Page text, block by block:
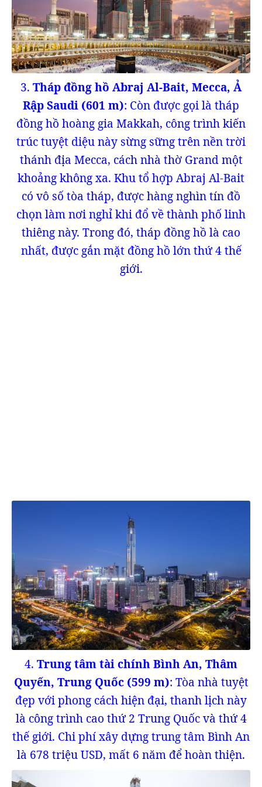
3. Tháp đồng hồ Abraj Al-Bait, Mecca, Ả
Rập Saudi (601 m): Còn được gọi là tháp
đồng hồ hoàng gia Makkah, công trình kiến
trúc tuyệt diệu này sừng sững trên nền trời
thánh địa Mecca, cách nhà thờ Grand một
khoảng không xa. Khu tổ hợp Abraj Al-Bait
có vô số tòa tháp, được hàng nghìn tín đồ
chọn làm nơi nghỉ khi đổ về thành phố linh
thiêng này. Trong đó, tháp đồng hồ là cao
nhất, được gắn mặt đồng hồ lớn thứ 4 thế
giới.
4. Trung tâm tài chính Bình An, Thâm
Quyến, Trung Quốc (599 m): Tòa nhà tuyệt
đẹp với phong cách hiện đại, thanh lịch này
là công trình cao thứ 2 Trung Quốc và thứ 4
thế giới. Chi phí xây dựng trung tâm Bình An
là 678 triệu USD, mất 6 năm để hoàn thiện.